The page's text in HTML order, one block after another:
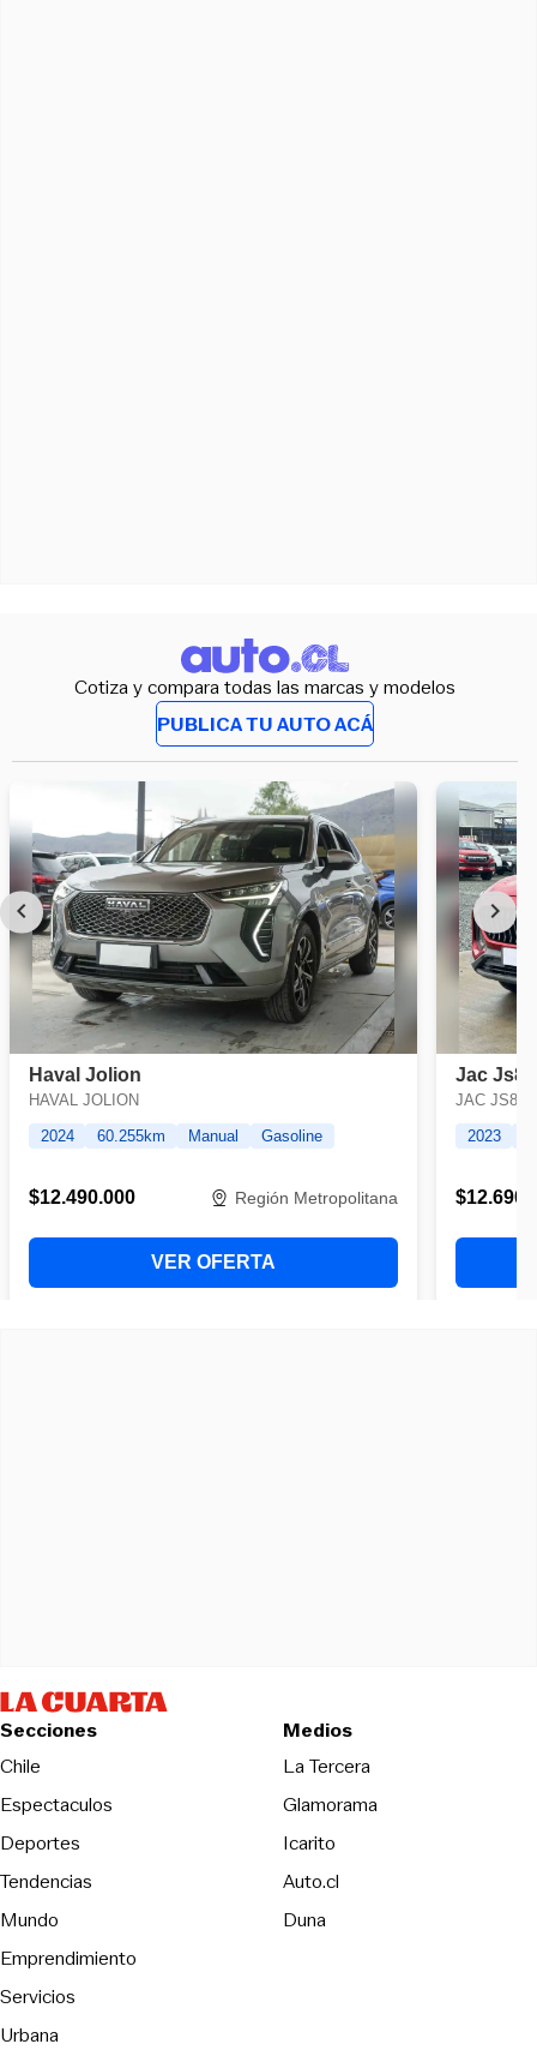
Cotiza y compara todas las marcas y modelos
PUBLICA TU AUTO ACÁ
Secciones
Chile
Espectaculos
Deportes
Tendencias
Mundo
Emprendimiento
Servicios
Urbana
Medios
La TerceraOpens in new
Glamorama
Icarito
Auto.cl
DunaOpens in new window